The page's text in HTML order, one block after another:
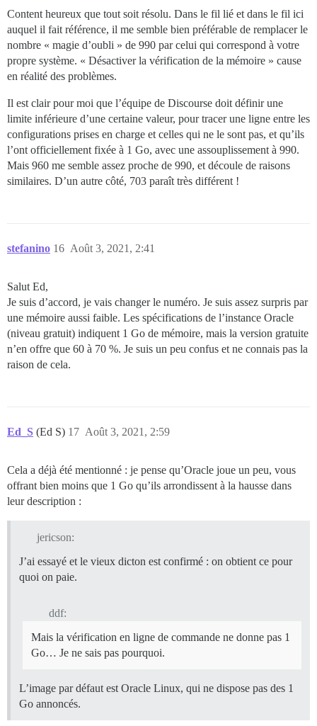
Content heureux que tout soit résolu. Dans le fil lié et dans le fil ici
auquel il fait référence, il me semble bien préférable de remplacer le
nombre « magie d’oubli » de 990 par celui qui correspond à votre
propre système. « Désactiver la vérification de la mémoire » cause
en réalité des problèmes.
Il est clair pour moi que l’équipe de Discourse doit définir une
limite inférieure d’une certaine valeur, pour tracer une ligne entre les
configurations prises en charge et celles qui ne le sont pas, et qu’ils
l’ont officiellement fixée à 1 Go, avec une assouplissement à 990.
Mais 960 me semble assez proche de 990, et découle de raisons
similaires. D’un autre côté, 703 paraît très différent !
stefanino Août 3, 2021, 2:41
16
Salut Ed,
Je suis d’accord, je vais changer le numéro. Je suis assez surpris par
une mémoire aussi faible. Les spécifications de l’instance Oracle
(niveau gratuit) indiquent 1 Go de mémoire, mais la version gratuite
n’en offre que 60 à 70 %. Je suis un peu confus et ne connais pas la
raison de cela.
Ed_S (Ed S) Août 3, 2021, 2:59
17
Cela a déjà été mentionné : je pense qu’Oracle joue un peu, vous
offrant bien moins que 1 Go qu’ils arrondissent à la hausse dans
leur description :
jericson:
J’ai essayé et le vieux dicton est confirmé : on obtient ce pour
quoi on paie.
ddf:
Mais la vérification en ligne de commande ne donne pas 1
Go… Je ne sais pas pourquoi.
L’image par défaut est Oracle Linux, qui ne dispose pas des 1
Go annoncés.